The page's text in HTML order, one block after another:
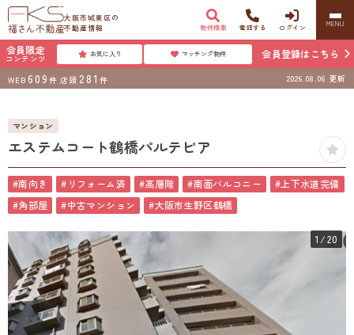
大阪市城東区の
不動産情報
物件検索 電話する ログイン MENU
会員限定
コンテンツ お気に入り マッチング物件 会員登録はこちら
WEB 609 件 店頭 281 件 2026.08.06 更新
マンション
エステムコート鶴橋パルテピア
#南向き #リフォーム済 #高層階 #南面バルコニー
#上下水道完備
#角部屋
#中古マンション #大阪市生野区鶴橋
1 /20